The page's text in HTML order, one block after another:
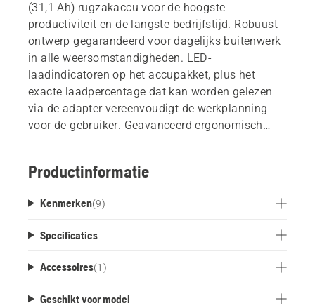
(31,1 Ah) rugzakaccu voor de hoogste
productiviteit en de langste bedrijfstijd. Robuust
ontwerp gegarandeerd voor dagelijks buitenwerk
in alle weersomstandigheden. LED-
laadindicatoren op het accupakket, plus het
exacte laadpercentage dat kan worden gelezen
via de adapter vereenvoudigt de werkplanning
voor de gebruiker. Geavanceerd ergonomisch
gebruikers de accu's vrij kunnen wisselen zonder
voor vrijstaand gebruik zorgt voor de hele dag
comfort en productiviteit, en vermindert het risico
dat het harnas nat en vuil wordt.
Productinformatie
Kenmerken(9)
Specificaties
Accessoires(1 )
Geschikt voor model